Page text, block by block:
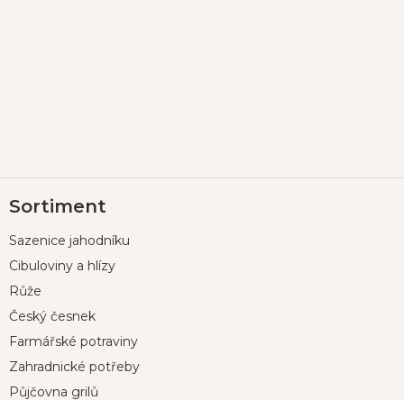
á
a
Sortiment
Sazenice jahodníku
Cibuloviny a hlízy
Růže
Český česnek
Farmářské potraviny
Zahradnické potřeby
Půjčovna grilů